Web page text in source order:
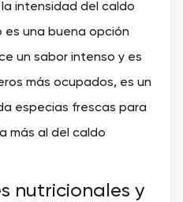
intensidad del caldo
es una buena opción
un sabor intenso y es
más ocupados, es un
especias frescas para
más al del caldo
nutricionales y